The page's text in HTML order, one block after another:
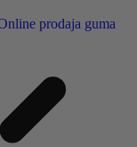
office@cajkam.rs